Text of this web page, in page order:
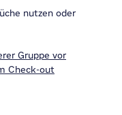
nutzen oder
Gruppe vor
Check-out